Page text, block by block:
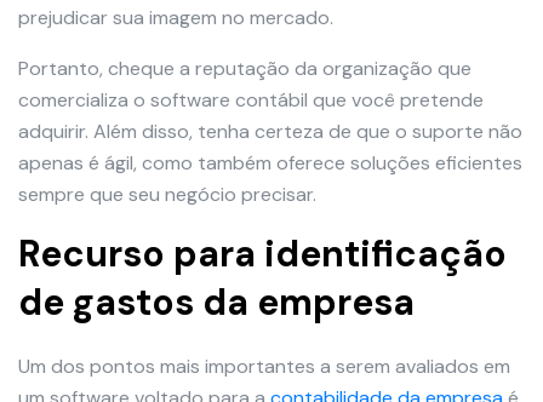
prejudicar sua imagem no mercado.
Portanto, cheque a reputação da organização que
comercializa o software contábil que você pretende
adquirir. Além disso, tenha certeza de que o suporte não
apenas é ágil, como também oferece soluções eficientes
sempre que seu negócio precisar.
Recurso para identificação
de gastos da empresa
Um dos pontos mais importantes a serem avaliados em